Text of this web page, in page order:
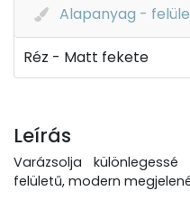
Alapanyag -
Réz - Matt fekete
Leírás
Varázsolja
felületű, modern